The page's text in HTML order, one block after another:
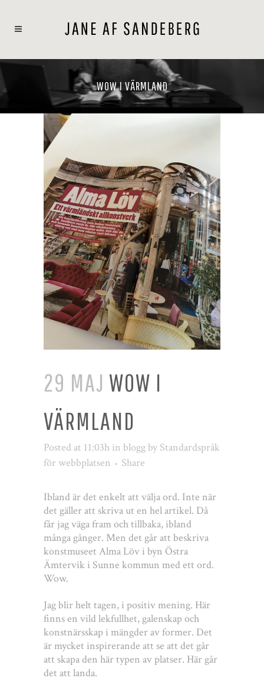
WOW I VÄRMLAND
29 MAJ WOW I
VÄRMLAND
Posted at 11:03h in bloggby Standardspråk
för webbplatsen
Share
Ibland är det enkelt att välja ord. Inte när
det gäller att skriva ut en hel artikel. Då
får jag väga fram och tillbaka, ibland
många gånger. Men det går att beskriva
konstmuseet Alma Löv i byn Östra
Ämtervik i Sunne kommun med ett ord.
Wow.
Jag blir helt tagen, i positiv mening. Här
finns en vild lekfullhet, galenskap och
konstnärsskap i mängder av former. Det
är mycket inspirerande att se att det går
att skapa den här typen av platser. Här går
det att landa.